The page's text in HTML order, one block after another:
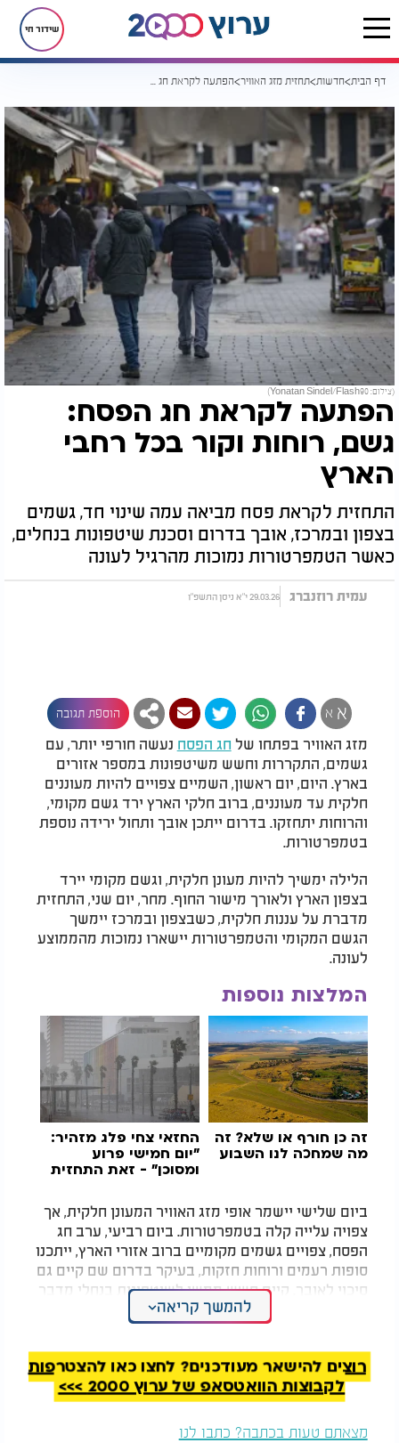
שידור חי
דף הבית חדשות תחזית מזג האוויר הפתעה לקראת חג הפסח: גשם, רוחות וקור בכל רחבי הארץ
(צילום: Yonatan Sindel/Flash90)
הפתעה לקראת חג הפסח:
גשם, רוחות וקור בכל רחבי
הארץ
התחזית לקראת פסח מביאה עמה שינוי חד, גשמים
בצפון ובמרכז, אובך בדרום וסכנת שיטפונות בנחלים,
כאשר הטמפרטורות נמוכות מהרגיל לעונה
עמית רוזנברג 29.03.26 י"א ניסן התשפ"ו
א א הוספת תגובה
מזג האוויר בפתחו של חג הפסח נעשה חורפי יותר, עם
גשמים, התקררות וחשש משיטפונות במספר אזורים
בארץ. היום, יום ראשון, השמיים צפויים להיות מעוננים
חלקית עד מעוננים, ברוב חלקי הארץ ירד גשם מקומי,
והרוחות יתחזקו. בדרום ייתכן אובך ותחול ירידה נוספת
בטמפרטורות.
הלילה ימשיך להיות מעונן חלקית, וגשם מקומי יירד
בצפון הארץ ולאורך מישור החוף. מחר, יום שני, התחזית
מדברת על עננות חלקית, כשבצפון ובמרכז יימשך
הגשם המקומי והטמפרטורות יישארו נמוכות מהממוצע
לעונה.
המלצות נוספות
זה כן חורף או שלא? זה
מה שמחכה לנו השבוע
החזאי צחי פלג מזהיר:
"יום חמישי פרוע
ומסוכן" - זאת התחזית
ביום שלישי יישמר אופי מזג האוויר המעונן חלקית, אך
צפויה עלייה קלה בטמפרטורות. ביום רביעי, ערב חג
הפסח, צפויים גשמים מקומיים ברוב אזורי הארץ, ייתכנו
סופות רעמים ורוחות חזקות, בעיקר בדרום שם קיים גם
סיכוי לאובך. קיים חשש ממשי לשיטפונות בנחלי מדבר
יהודה, ים המלח והנגב, גם באזורים המרוחקים ממרכז
בטמפרטורות החזויות להיום והלילה: בירושלים 8-15
מעלות, בתל אביב 14-20, בבאר שבע 12-19. בחיפה 15-
20 מעלות, בטבריה 13-18, בצפת 8-14 ובאילת 19-27
מעלות.
להמשך קריאה
רוצים להישאר מעודכנים? לחצו כאן להצטרפות
לקבוצות הוואטסאפ של ערוץ 2000 >>>
מצאתם טעות בכתבה? כתבו לנו